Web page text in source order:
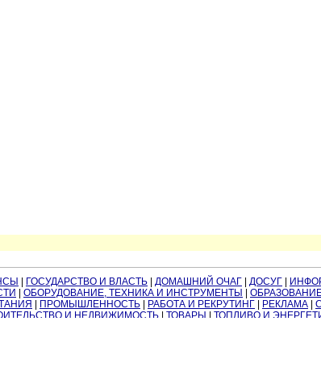
ГОСУДАРСТВО И ВЛАСТЬ ДОМАШНИЙ ОЧАГ ДОСУГ
ОБОРУДОВАНИЕ, ТЕХНИКА И ИНСТРУМЕНТЫ
ПРОМЫШЛЕННОСТЬ РАБОТА И РЕКРУТИНГ РЕКЛАМА
И НЕДВИЖИМОСТЬ| ТОВАРЫ | ТОПЛИВО И